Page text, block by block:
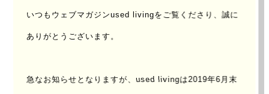
いつもウェブマガジンused livingをご覧くださり、誠に
ありがとうございます。
急なお知らせとなりますが、used livingは2019年6月末